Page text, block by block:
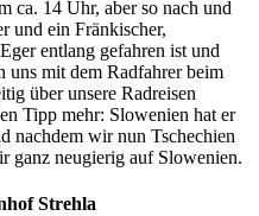
ca. 14 Uhr, aber so nach und
und ein Fränkischer,
entlang gefahren ist und
uns mit dem Radfahrer beim
über unsere Radreisen
Tipp mehr: Slowenien hat er
nachdem wir nun Tschechien
ganz neugierig auf Slowenien.
Strehla